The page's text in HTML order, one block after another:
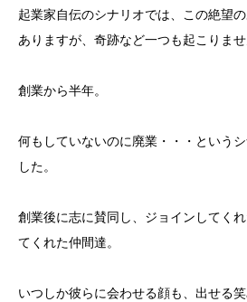
起業家自伝のシナリオでは、この絶望
ありますが、奇跡など一つも起こりませ
創業から半年。
何もしていないのに廃業・・・という
した。
創業後に志に賛同し、ジョインしてく
てくれた仲間達。
いつしか彼らに会わせる顔も、出せる